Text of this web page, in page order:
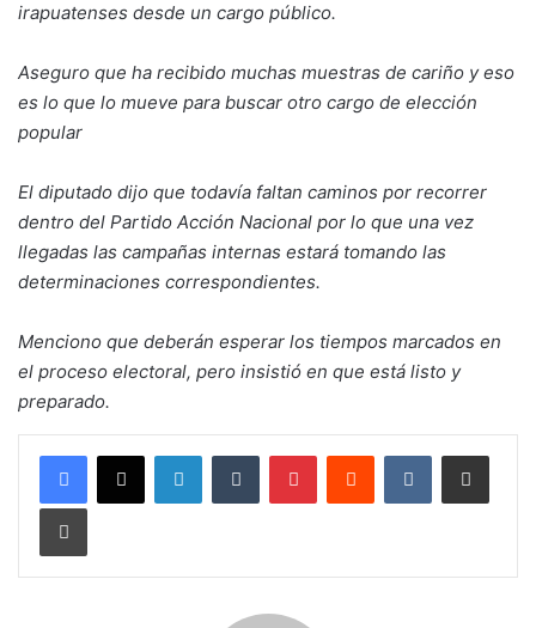
irapuatenses desde un cargo público.
Aseguro que ha recibido muchas muestras de cariño y eso
es lo que lo mueve para buscar otro cargo de elección
popular
El diputado dijo que todavía faltan caminos por recorrer
dentro del Partido Acción Nacional por lo que una vez
llegadas las campañas internas estará tomando las
determinaciones correspondientes.
Menciono que deberán esperar los tiempos marcados en
el proceso electoral, pero insistió en que está listo y
preparado.
LinkedInTumblr PinterestReddit VKontakteCompartir por
Imprimir